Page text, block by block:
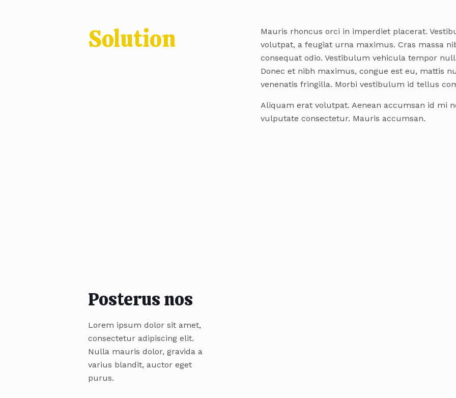
Solution
Mauris rhoncus orci in imperdiet placerat.
volutpat, a feugiat urna maximus. Cras massa
consequat odio. Vestibulum vehicula tempor
Donec et nibh maximus, congue est eu, mattis
venenatis fringilla. Morbi vestibulum id tellus
Aliquam erat volutpat. Aenean accumsan id mi
vulputate consectetur. Mauris accumsan.
Posterus nos
Lorem ipsum dolor sit amet,
consectetur adipiscing elit.
Nulla mauris dolor, gravida a
varius blandit, auctor eget
purus.